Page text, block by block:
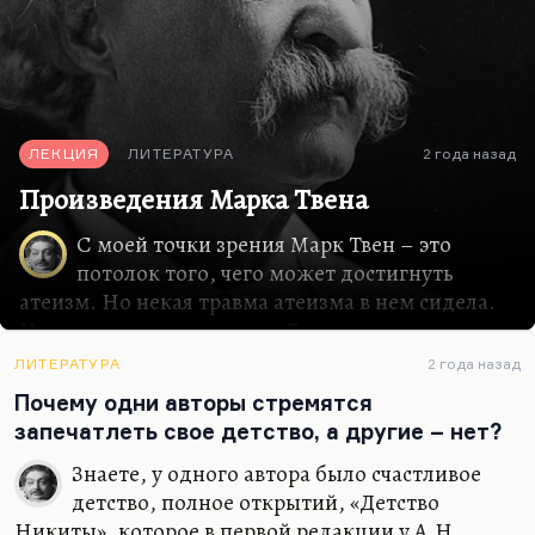
ЛЕКЦИЯ ЛИТЕРАТУРА 2 года назад
Произведения Марка Твена
С моей точки зрения Марк Твен – это
потолок того, чего может достигнуть
атеизм. Но некая травма атеизма в нем сидела.
Именно поэтому вопрос о Господе его волновал
так насущно, именно поэтому он писал все
время религиозные трактаты, статьи, очерки.
Именно поэтому он написал «Янки при дворе
короля Артура» – самое свое религиозное
произведение, первый попаданческий роман.
Роман, в котором он разбирается с проблемами
ЛИТЕРАТУРА 2 года назад
Почему одни авторы стремятся
запечатлеть свое детство, а другие – нет?
Знаете, у одного автора было счастливое
детство, полное открытий, «Детство